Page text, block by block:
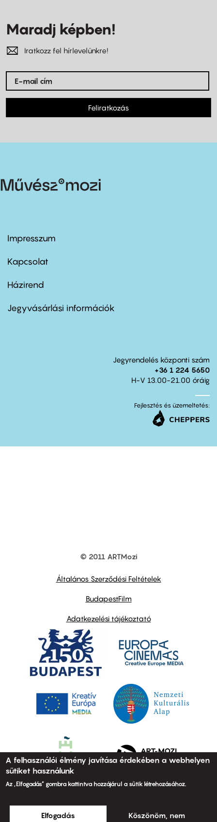
Maradj képben!
Iratkozz fel hírlevelünkre!
Feliratkozás
Footer
first
Impresszum
Kapcsolat
Footer
second
Házirend
Jegyvásárlási információk
Jegyrendelés központi szám
+36 1 224 5650
H-V 13.00-21.00 óráig
Fejlesztés és üzemeltetés:
© 2011 ARTMozi
Általános Szerződési Feltételek
BudapestFilm
Adatkezelési tájékoztató
A felhasználói élmény javítása érdekében a webhelyen
sütiket használunk
Az „Elfogadás” gombra kattintva hozzájárul a sütik létrehozásához.
Elfogadás Köszönöm, nem